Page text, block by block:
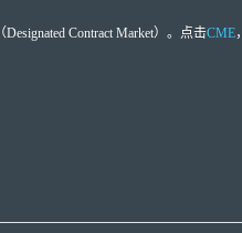
Contract Market）。点击CME，